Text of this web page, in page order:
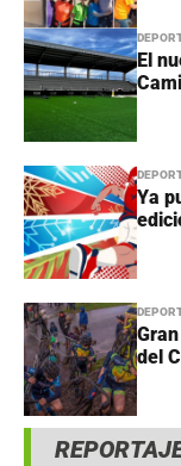
El
Ya
del